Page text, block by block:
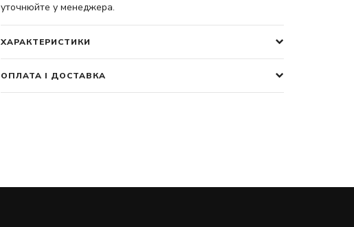
уточнюйте у менеджера.
ХАРАКТЕРИСТИКИ
ОПЛАТА І ДОСТАВКА